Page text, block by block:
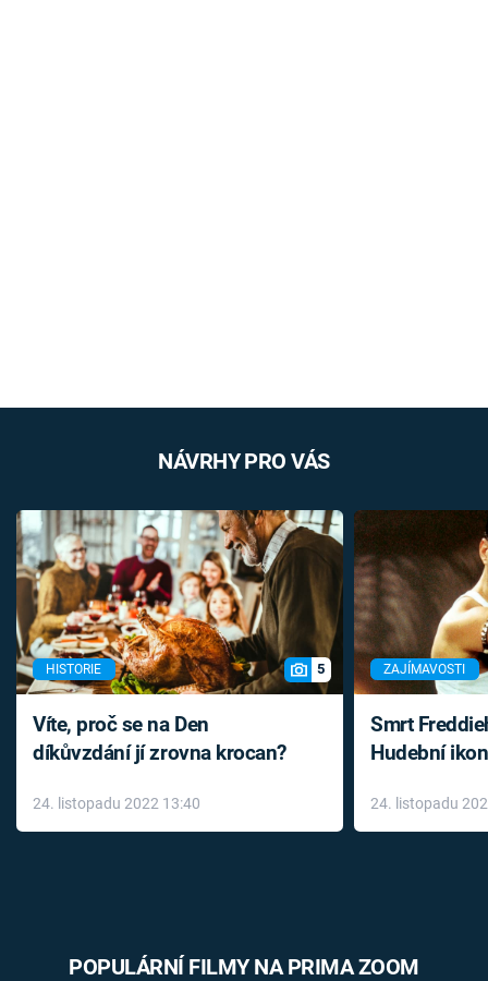
NÁVRHY PRO VÁS
HISTORIE 5
Víte, proč se na Den
díkůvzdání jí zrovna krocan?
24. listopadu 2022 13:40
ZAJÍMAVOSTI
Smrt
Hudební
léky
24. listopadu
POPULÁRNÍ FILMY NA PRIMA ZOOM